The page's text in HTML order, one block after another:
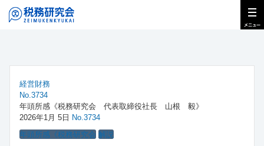
経営財務
No.3734
年頭所感《税務研究会 代表取締役社長 山根 毅》
2026年1月 5日 No.3734
年頭所感《税務研究会 解説